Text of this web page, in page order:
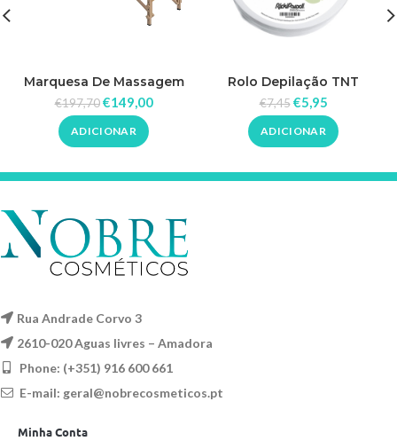
Marquesa De Massagem
Dobrável
€197,70 €149,00
ADICIONAR
Rolo Depilação TNT
80grs/m2
€7,45 €5,95
ADICIONAR
Rua Andrade Corvo 3
2610-020 Aguas livres – Amadora
Phone: (+351) 916 600 661
E-mail: geral@nobrecosmeticos.pt
Minha Conta